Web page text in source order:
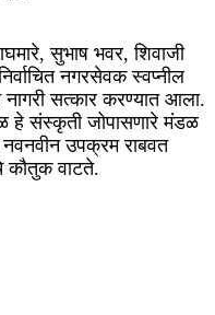
सुभाष भवर, शिवाजी
नगरसेवक स्वप्नील
सत्कार करण्यात आला.
हे संस्कृती जोपासणारे मंडळ
उपक्रम राबवत
कौतुक वाटते.